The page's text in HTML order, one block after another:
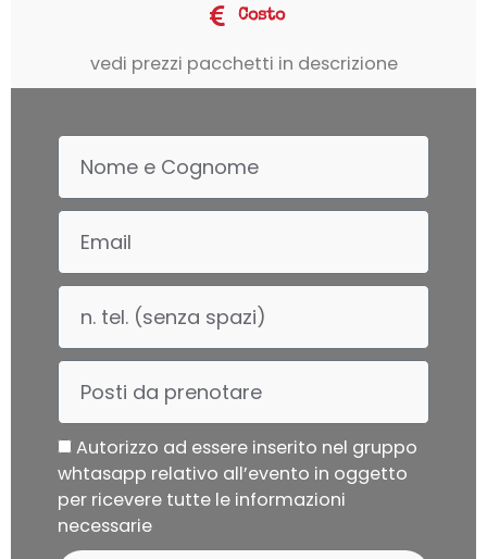
Costo
vedi prezzi pacchetti in descrizione
Name
Email
Tel
Numero_Prenotazioni
Whatsapp_si
Autorizzo ad essere inserito nel gruppo
whtasapp relativo all’evento in oggetto
per ricevere tutte le informazioni
necessarie